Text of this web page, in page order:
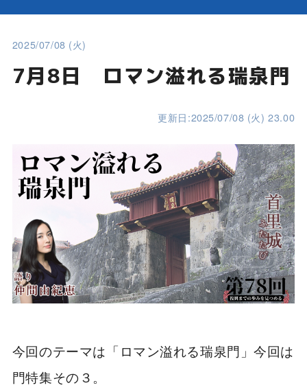
2025/07/08 (火)
7月8日 ロマン溢れる瑞泉門
更新日:2025/07/08 (火) 23.00
今回のテーマは「ロマン溢れる瑞泉門」今回は
門特集その３。